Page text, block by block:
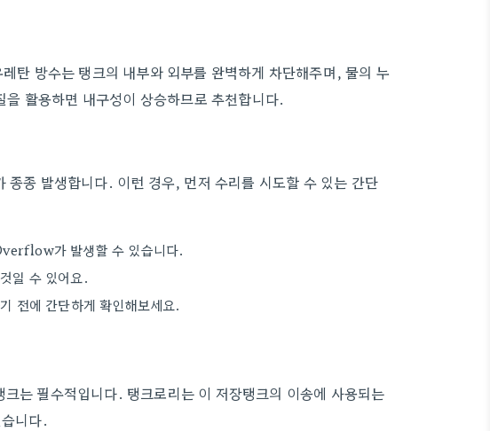
탄 방수는 탱크의 내부와 외부를 완벽하게 차단해주며, 물의 누
활용하면 내구성이 상승하므로 추천합니다.
종종 발생합니다. 이런 경우, 먼저 수리를 시도할 수 있는 간단
가 발생할 수 있습니다.
일 수 있어요.
전에 간단하게 확인해보세요.
는 필수적입니다. 탱크로리는 이 저장탱크의 이송에 사용되는
니다.